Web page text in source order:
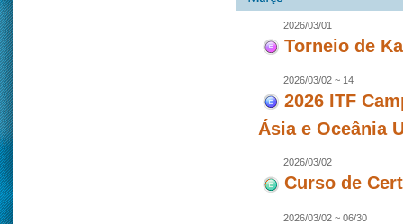
2026/03/01
Torneio de
2026/03/02 ~ 14
2026 ITF
Ásia e Oceânia
2026/03/02
Curso de
2026/03/02 ~ 06/30